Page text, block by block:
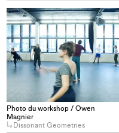
Photo du workshop / Owen
Magnier
Dissonant Geometries